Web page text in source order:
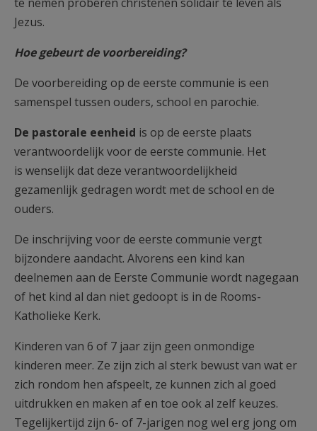
Jezus.
Hoe gebeurt de voorbereiding?
De voorbereiding op de eerste communie is een
samenspel tussen ouders, school en parochie.
De pastorale eenheid is op de eerste plaats
verantwoordelijk voor de eerste communie. Het
is wenselijk dat deze verantwoordelijkheid
gezamenlijk gedragen wordt met de school en de
ouders.
De inschrijving voor de eerste communie vergt
bijzondere aandacht. Alvorens een kind kan
deelnemen aan de Eerste Communie wordt nagegaan
of het kind al dan niet gedoopt is in de Rooms-
Katholieke Kerk.
Kinderen van 6 of 7 jaar zijn geen onmondige
kinderen meer. Ze zijn zich al sterk bewust van wat er
zich rondom hen afspeelt, ze kunnen zich al goed
uitdrukken en maken af en toe ook al zelf keuzes.
Tegelijkertijd zijn 6- of 7-jarigen nog wel erg jong om